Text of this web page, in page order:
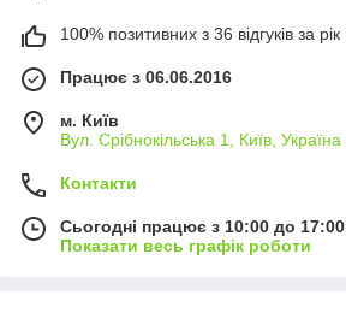
100% позитивних з 36 відгуків за рік
Працює з 06.06.2016
м. Київ
Вул. Срібнокільська 1, Київ, Україна
Контакти
Сьогодні працює з 10:00 до 17:00
Показати весь графік роботи